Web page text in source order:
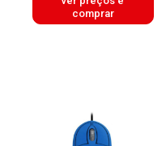
comprar